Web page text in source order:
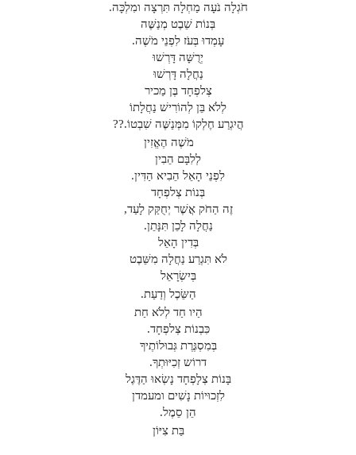
חֹגְלָה נֹעָה מַחְלָה תִּרְצָה ומִלְכָּה.
בְּנוֹת שֵׁבֶט מְנַשֶּׁה
עָמְדוּ בְּעֹז לִפְנֵי מֹשֶׁה.
יְרֻשָּׁה דָּרְשׁוּ
נַחֲלָה דָּרְשׁוּ
צְלפְחָד בֶּן מַכיר
לְלֹא בֵּן לְהוֹרִישׁ נַחֲלָתוֹ
הֲיִגְרַע חֶלְקוֹ מִמְּנַשֶּׁה שִׁבְטוֹ.??
מֹשֶׁה הֶאֱזִין
לְלִבָּם הֵבִין
לִפְנֵי הָאֵל הֵבִיא הַדִּין.
בְּנוֹת צְלפְחָד
זֶה הַחֹק אֲשֶׁר יְחֻקַּק לָעַד,
נַחֲלָה לָכֵן תִּנָּתֵן.
בְּדִין הָאֵל
לֹא תִּגְרַע נַחֲלָה מִשֵּׁבֶט
בְּיִשְׂרָאֵל
הַשֵּׂכֶל וְדַעַת.
הַיו חַד לְלֹא חַת
כִּבְנוֹת צְלפְחָד.
בְּמִסְגֶּרֶת גְּבוּלוֹתֶיךָ
דרוֹש זְכִיּוּתְךָ.
בָּנוֹת צְלָפְחָד נָשְׂאוּ הַדֶּגֶל
לִזְכוּיוֹת נָשִׁים ומעמדן
הֵן סֵמֶל.
בַּת צִיּוֹן